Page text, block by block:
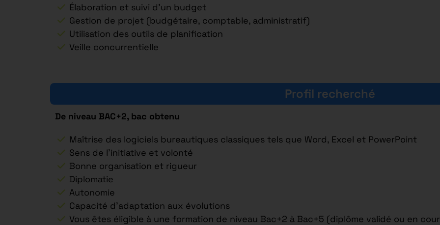
Élaboration et suivi d’un budget
Gestion de projet (budgétaire, comptable, administratif)
Utilisation des outils de planification
Veille concurrentielle
Profil recherché
De niveau BAC+2, bac obtenu
Maîtrise des logiciels bureautiques classiques tels que Word, Excel et PowerPoint
Sens de l’initiative et volonté
Bonne organisation et rigueur
Diplomatie
Autonomie
Capacité d’adaptation aux évolutions
Vous êtes éligible à une formation de niveau Bac+2 à Bac+5 (diplôme validé ou en